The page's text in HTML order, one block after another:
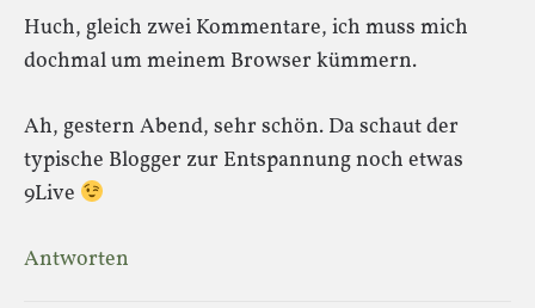
Huch, gleich zwei Kommentare, ich muss mich
dochmal um meinem Browser kümmern.
Ah, gestern Abend, sehr schön. Da schaut der
typische Blogger zur Entspannung noch etwas
9Live
Antworten